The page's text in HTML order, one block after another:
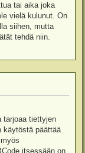
tai aika joka
vielä kulunut. On
siihen, mutta
tehdä niin.
tarjoaa tiettyjen
käytöstä päättää
itsessään on